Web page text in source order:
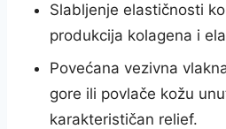
Slabljenje elastičnosti
produkcija kolagena i
Povećana vezivna
gore ili povlače kožu
karakterističan relief.